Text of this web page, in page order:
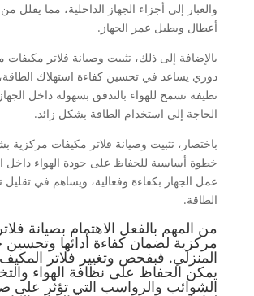
والغبار إلى أجزاء الجهاز الداخلية، مما يقلل
أعطال ويطيل عمر الجهاز.
بالإضافة إلى ذلك، تثبيت وصيانة فلاتر
دوري يساعد في تحسين كفاءة استهلاك
نظيفة تسمح للهواء بالتدفق بسهولة داخل
الحاجة إلى استخدام الطاقة بشكل زائد.
باختصار، تثبيت وصيانة فلاتر مكيفات مركزية
خطوة أساسية للحفاظ على جودة الهواء داخل
عمل الجهاز بكفاءة وفعالية، ويساهم في تقليل
الطاقة.
من المهم بالفعل الاهتمام بصيانة
مركزية لضمان كفاءة أدائها وتحسين
المنزلي. فبفحص وتغيير فلاتر المكيف
يمكن الحفاظ على نظافة الهواء
الشوائب والرواسب التي تؤثر على